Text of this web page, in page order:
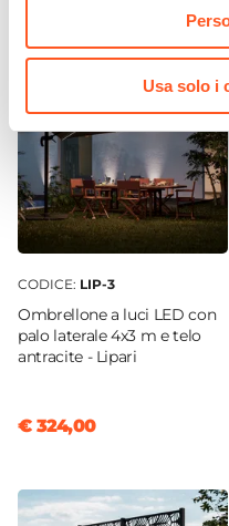
Usa solo i
CODICE: LIP-3
Ombrellone a luci LED con
palo laterale 4x3 m e telo
antracite - Lipari
€ 324,00